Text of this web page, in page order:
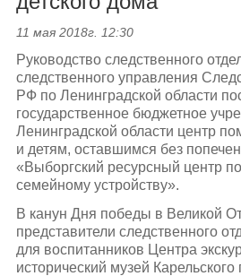
11 мая 2018г. 12:30
Руководство следственного
следственного управления
РФ по Ленинградской области
государственное бюджетное
Ленинградской области центр
и детям, оставшимся без
«Выборгский ресурсный центр
семейному устройству».
В канун Дня победы в Великой
представители следственного
для воспитанников Центра
исторический музей